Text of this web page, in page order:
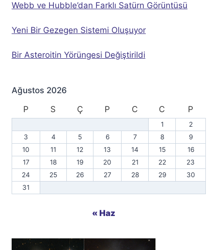
Webb ve Hubble’dan Farklı Satürn Görüntüsü
Yeni Bir Gezegen Sistemi Oluşuyor
Bir Asteroitin Yörüngesi Değiştirildi
Ağustos 2026
P
S Ç P C C P
1
2
3
4 5 6 7 8
9
10
11 12 13 14 15
16
17
18 19 20 21 22
23
24
25 26 27 28 29
30
31
« Haz